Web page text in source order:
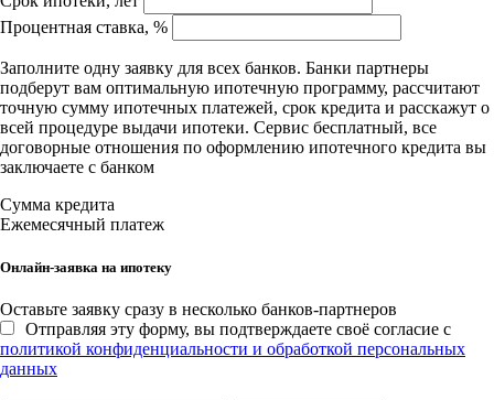
Процентная ставка, %
Заполните одну заявку для всех банков. Банки партнеры
подберут вам оптимальную ипотечную программу, рассчитают
точную сумму ипотечных платежей, срок кредита и расскажут о
всей процедуре выдачи ипотеки. Сервис бесплатный, все
договорные отношения по оформлению ипотечного кредита вы
заключаете с банком
Сумма кредита
Ежемесячный платеж
Онлайн-заявка на ипотеку
Оставьте заявку сразу в несколько банков-партнеров
Отправляя эту форму, вы подтверждаете своё согласие с
политикой конфиденциальности и обработкой персональных
данных